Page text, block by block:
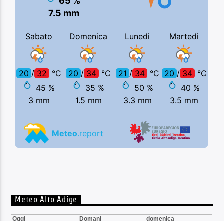
Meteo Alto Adige
Oggi Domani domenica